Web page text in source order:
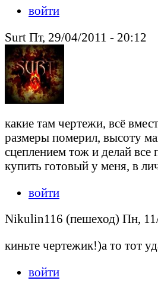
войти
Surt Пт, 29/04/2011 - 20:12
какие там чертежи, всё
размеры померил, высоту
сцеплением тож и делай все
купить готовый у меня, в
войти
Nikulin116 (пешеход) Пн,
киньте чертежик!)а то тот
войти